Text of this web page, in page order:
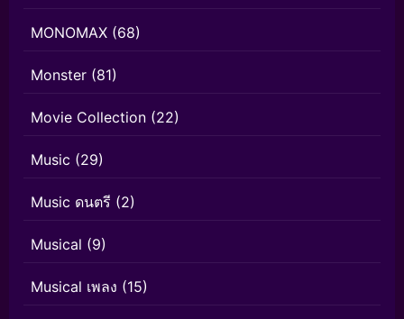
MONOMAX (68)
Monster (81)
Movie Collection (22)
Music (29)
Music ดนตรี (2)
Musical (9)
Musical เพลง (15)